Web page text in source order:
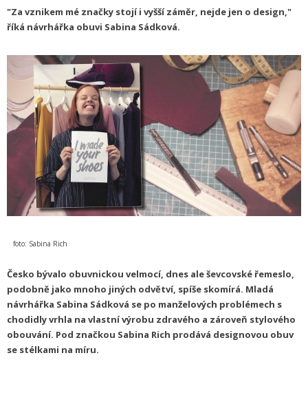
"Za vznikem mé značky stojí i vyšší záměr, nejde jen o design,"
říká návrhářka obuvi Sabina Sádková.
foto: Sabina Rich
Česko bývalo obuvnickou velmocí, dnes ale ševcovské řemeslo,
podobně jako mnoho jiných odvětví, spíše skomírá. Mladá
návrhářka Sabina Sádková se po manželových problémech s
chodidly vrhla na vlastní výrobu zdravého a zároveň stylového
obouvání. Pod značkou Sabina Rich prodává designovou obuv
se stélkami na míru.